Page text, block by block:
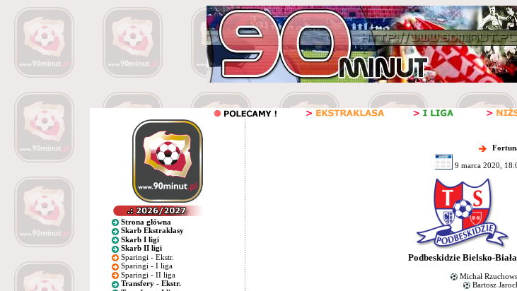
Strona główna
Skarb Ekstraklasy
Skarb I ligi
Skarb II ligi
Sparingi - Ekstr.
Sparingi - I liga
Sparingi - II liga
Transfery - Ekstr.
9 marca 2020,
Podbeskidzie Bielsko-Biała
Michał
Bartosz